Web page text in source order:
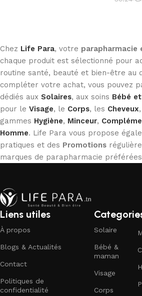
Chez Life Para, votre parapharmacie
chaque produit est sélectionné pour
routine santé, beauté et bien-être au
compléter votre achat, vous pouvez
dédiés aux Solaires, aux soins Bébé
pour le Visage, le Corps, les Cheveux
gammes Hygiène, Minceur,
Homme. Life Para vous propose
pratiques et des Promotions
marques de parapharmacie
Liens utiles
À propos
Blogs & Actualités
Contact
Politiques de
confidentialité
Solaire
Bébé &
maman
Visage
Corps